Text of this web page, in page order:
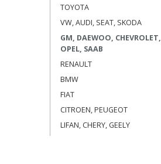
TOYOTA
VW, AUDI, SEAT, SKODA
GM, DAEWOO, CHEVROLET,
OPEL, SAAB
RENAULT
BMW
FIAT
CITROEN, PEUGEOT
LIFAN, CHERY, GEELY